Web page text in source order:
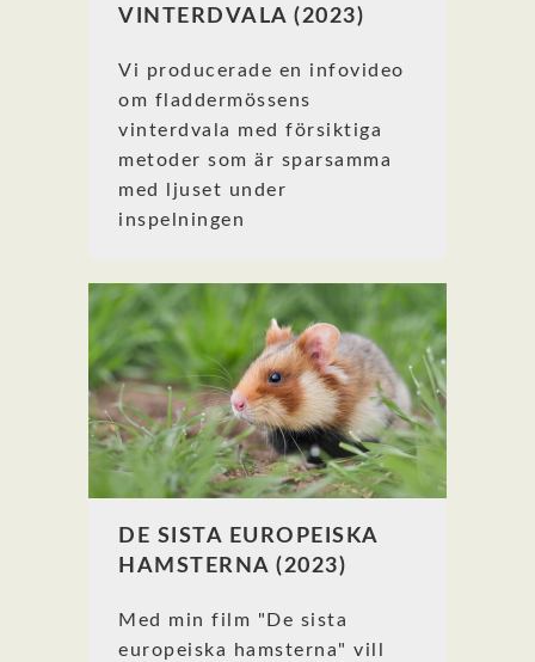
VINTERDVALA (2023)
Vi producerade en infovideo
om fladdermössens
vinterdvala med försiktiga
metoder som är sparsamma
med ljuset under
inspelningen
DE SISTA EUROPEISKA
HAMSTERNA (2023)
Med min film "De sista
europeiska hamsterna" vill